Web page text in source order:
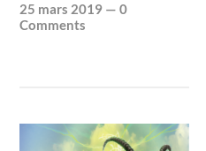
25 mars 2019 —0
Comments